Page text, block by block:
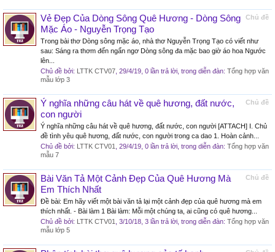
Chủ đề
Vẻ Đẹp Của Dòng Sông Quê Hương - Dòng Sông
Mặc Áo - Nguyễn Trọng Tạo
Trong bài thơ Dòng sông mặc áo, nhà thơ Nguyễn Trọng Tạo có viết như
sau: Sáng ra thơm đến ngẩn ngơ Dòng sông đa mặc bao giờ áo hoa Ngước
lên...
Chủ đề bởi: LTTK CTV07 29/4/19 , 0 lần trả lời, trong diễn đàn: Tổng hợp văn
mẫu lớp 3
Chủ đề
Ý nghĩa những câu hát về quê hương, đất nước,
con người
Ý nghĩa những câu hát về quê hương, đất nước, con người [ATTACH] I. Chủ
đề tình yêu quê hương, đất nước, con người trong ca dao 1. Hoàn cảnh...
Chủ đề bởi: LTTK CTV01 29/4/19 , 0 lần trả lời, trong diễn đàn: Tổng hợp văn
mẫu 7
Chủ đề
Bài Văn Tả Một Cảnh Đẹp Của Quê Hương Mà
Em Thích Nhất
Đề bài: Em hãy viết một bài văn tả lại một cảnh đẹp của quê hương mà em
thích nhất. - Bài làm 1 Bài làm: Mỗi một chúng ta, ai cũng có quê hương...
Chủ đề bởi: LTTK CTV01 3/10/18 , 3 lần trả lời, trong diễn đàn: Tổng hợp văn
mẫu lớp 5